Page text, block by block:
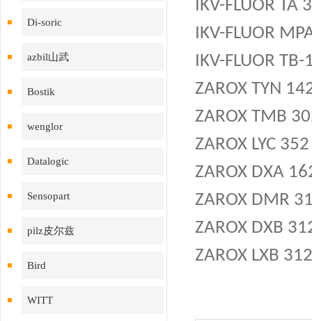
Di-soric
azbil山武
Bostik
wenglor
Datalogic
Sensopart
pilz皮尔兹
Bird
WITT
IKV-FLUOR TA
IKV-FLUOR
IKV-FLUOR TB-
ZAROX TYN
ZAROX TMB
ZAROX LYC 352
ZAROX DXA
ZAROX DMR
ZAROX DXB
ZAROX LXB